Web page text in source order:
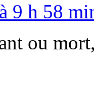
9 h 58
ou